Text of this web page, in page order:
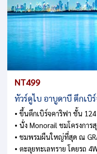
NT499
ทัวร์ดูไบ อาบูดาบี ตึกเบิ
• ขึ้นตึกเบิร์จคาริฟา ชั้น 124
• นั่ง Monorail ชมโครงการ
• ชมพรมผืนใหญ่ที่สุด ณ
• ตะลุยทะเลทราย โดยรถ